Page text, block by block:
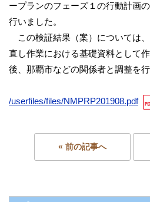
ープランのフェーズ１の行動計画
行いました。
この検証結果（案）については
直し作業における基礎資料として
後、那覇市などの関係者と調整を
/userfiles/files/NMPRP201908.pdf
« 前の記事へ